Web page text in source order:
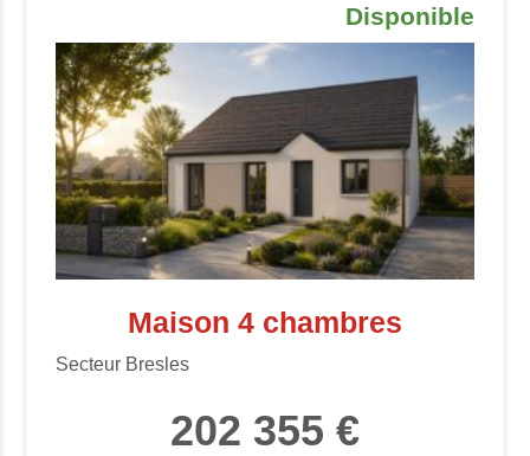
Disponible
Maison 4 chambres
Secteur Bresles
202 355 €